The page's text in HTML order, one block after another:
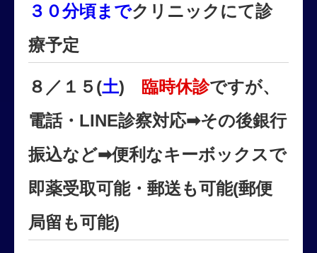
３０分頃までクリニックにて診
療予定
８／１５(土) 臨時休診ですが、
電話・LINE診察対応➡その後銀行
振込など➡便利なキーボックスで
即薬受取可能・郵送も可能(郵便
局留も可能)